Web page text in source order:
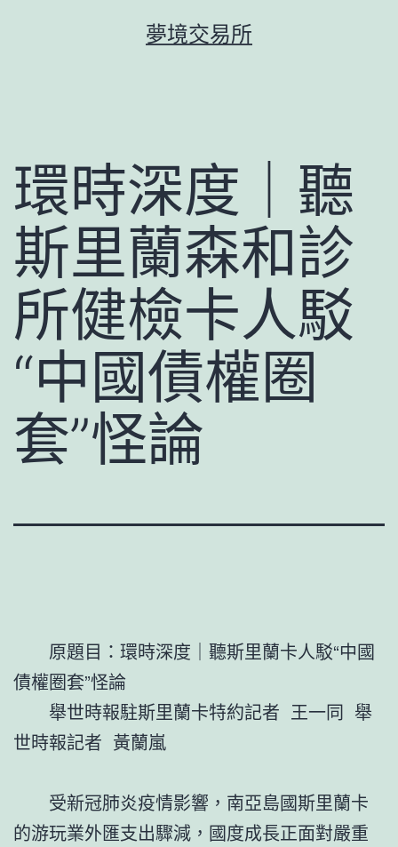
容
夢境交易所
環時深度｜聽
斯里蘭森和診
所健檢卡人駁
“中國債權圈
套”怪論
原題目：環時深度｜聽斯里蘭卡人駁“中國
債權圈套”怪論
舉世時報駐斯里蘭卡特約記者 王一同 舉
世時報記者 黃蘭嵐
受新冠肺炎疫情影響，南亞島國斯里蘭卡
的游玩業外匯支出驟減，國度成長正面對嚴重